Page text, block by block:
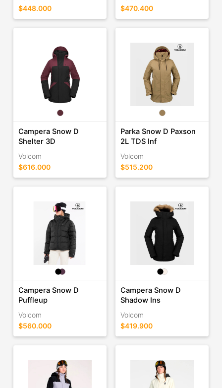
$448.000
$470.400
Campera Snow D
Shelter 3D
Volcom
$616.000
Parka Snow D Paxson
2L TDS Inf
Volcom
$515.200
Campera Snow D
Puffleup
Volcom
$560.000
Campera Snow D
Shadow Ins
Volcom
$419.900